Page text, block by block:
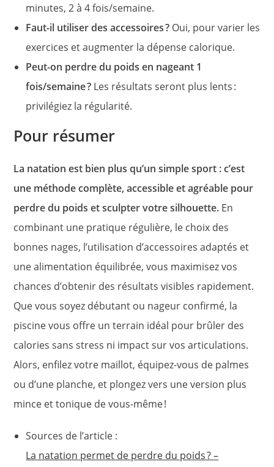
minutes, 2 à 4 fois/semaine.
Faut-il utiliser des accessoires ? Oui, pour varier les
exercices et augmenter la dépense calorique.
Peut-on perdre du poids en nageant 1
fois/semaine ? Les résultats seront plus lents :
privilégiez la régularité.
Pour résumer
La natation est bien plus qu’un simple sport : c’est
une méthode complète, accessible et agréable pour
perdre du poids et sculpter votre silhouette. En
combinant une pratique régulière, le choix des
bonnes nages, l’utilisation d’accessoires adaptés et
une alimentation équilibrée, vous maximisez vos
chances d’obtenir des résultats visibles rapidement.
Que vous soyez débutant ou nageur confirmé, la
piscine vous offre un terrain idéal pour brûler des
calories sans stress ni impact sur vos articulations.
Alors, enfilez votre maillot, équipez-vous de palmes
ou d’une planche, et plongez vers une version plus
mince et tonique de vous-même !
Sources de l’article :
La natation permet de perdre du poids ? –